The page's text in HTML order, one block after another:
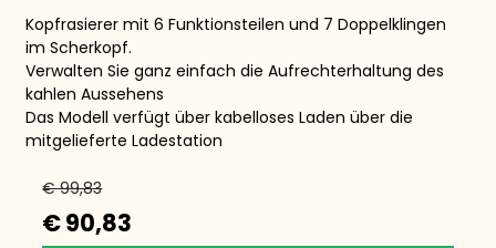
Kopfrasierer mit 6 Funktionsteilen und 7 Doppelklingen
im Scherkopf.
Verwalten Sie ganz einfach die Aufrechterhaltung des
kahlen Aussehens
Das Modell verfügt über kabelloses Laden über die
mitgelieferte Ladestation
€ 99,83
€ 90,83